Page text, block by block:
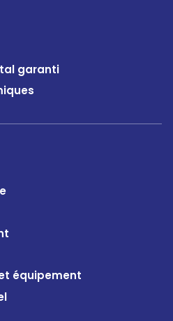
garanti
équipement